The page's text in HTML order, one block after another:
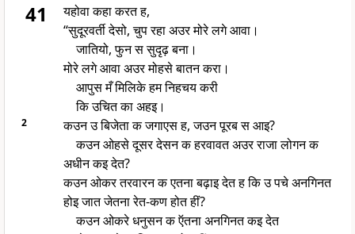
41
यहोवा कहा करत ह,
“सुदूरवर्ती देसो, चुप रहा अउर मोरे लगे आवा।
जातियो, फुन स सुदृढ़ बना।
मोरे लगे आवा अउर मोहसे बातन करा।
आपुस मँ मिलिके हम निहचय करी
कि उचित का अहइ।
2
कउन उ बिजेता क जगाएस ह, जउन पूरब स आइ?
कउन ओहसे दूसर देसन क हरवावत अउर राजा लोगन क
अधीन कइ देत?
कउन ओकर तरवारन क एतना बढ़ाइ देत ह कि उ पचे अनगिनत
होइ जात जेतना रेत-कण होत हीं?
कउन ओकरे धनुसन क ऍतना अनगिनत कइ देत